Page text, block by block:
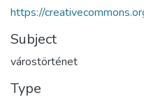
https://
Subject
várostörténet
Type